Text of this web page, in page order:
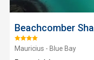
Beachcomber
Hodnocení:
4/5
Mauricius - Blue Bay